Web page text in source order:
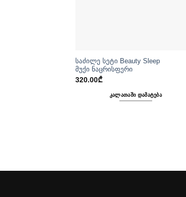
საძილე სეტი Beauty Sleep
მუქი ნაცრისფერი
320.00₾
ᲙᲐᲚᲐᲗᲐᲨᲘ ᲓᲐᲛᲐᲢᲔᲑᲐ